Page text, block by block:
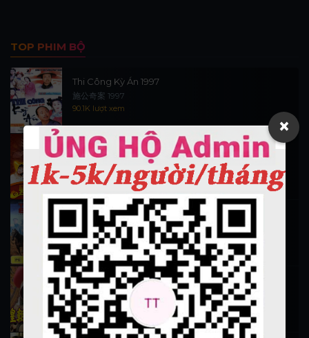
TOP PHIM BỘ
Thi Công Kỳ Án 1997
施公奇案 1997
90.1K lượt xem
Thần Tài Đến 1999
Thần Tài Truyền Kỳ 1999
16.6K lượt xem
Hiệp Sĩ Vượt Thời Gian 1999 (trọn bộ)
Hiệp Sĩ Vượt Thời Gian 1999
16.2K lượt xem
Nỗ Nhĩ Cáp Xích (Vương triều 1)
Phim 13 đời vua nhà Thanh phần 1
12.7K lượt xem
×